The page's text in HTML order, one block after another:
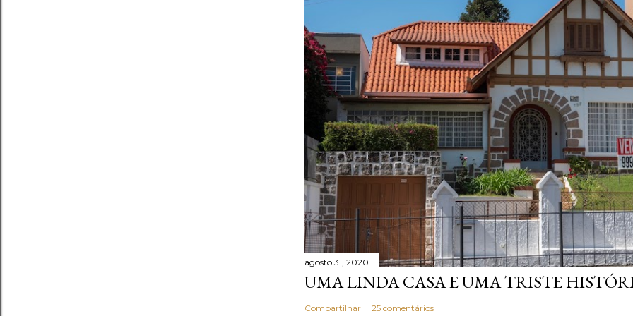
agosto 31, 2020
UMA LINDA CASA E UMA TRISTE
Compartilhar 25 comentários